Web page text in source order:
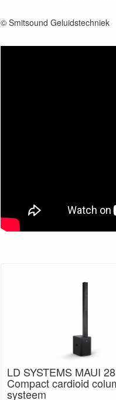
© Smitsound Geluidstechniek
LD SYSTEMS MAUI
Compact cardioid
systeem